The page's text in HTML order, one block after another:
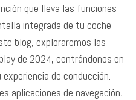
que lleva las funciones
integrada de tu coche
blog, exploraremos las
de 2024, centrándonos en
de conducción.
aplicaciones de navegación,